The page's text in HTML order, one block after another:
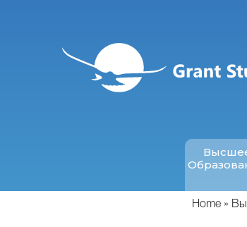
содержанию
Home